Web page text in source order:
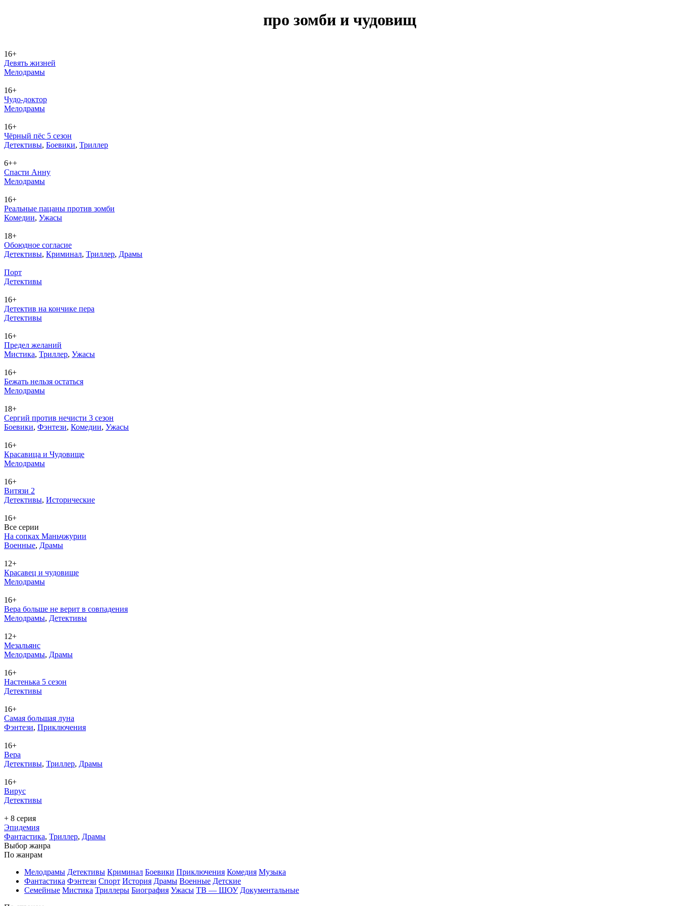
про зомби и чудовищ
16+
Девять жизней
Ме­ло­дра­мы
16+
Чудо-доктор
Ме­ло­дра­мы
16+
Чёрный пёс 5 сезон
Де­тек­ти­вы, Бое­ви­ки, Трил­лер
6++
Спасти Анну
Ме­ло­дра­мы
16+
Реальные пацаны против зомби
Ко­ме­дии, Ужа­сы
18+
Обоюдное согласие
Де­тек­ти­вы, Кри­ми­нал, Трил­лер, Дра­мы
Порт
Де­тек­ти­вы
16+
Детектив на кончике пера
Де­тек­ти­вы
16+
Предел желаний
Мис­ти­ка, Трил­лер, Ужа­сы
16+
Бежать нельзя остаться
Ме­ло­дра­мы
18+
Сергий против нечисти 3 сезон
Бое­ви­ки, Фэн­те­зи, Ко­ме­дии, Ужа­сы
16+
Красавица и Чудовище
Ме­ло­дра­мы
16+
Витязи 2
Де­тек­ти­вы, Ис­то­ри­че­ские
16+
Все серии
На сопках Маньчжурии
Во­ен­ные, Дра­мы
12+
Красавец и чудовище
Ме­ло­дра­мы
16+
Вера больше не верит в совпадения
Ме­ло­дра­мы, Де­тек­ти­вы
12+
Мезальянс
Ме­ло­дра­мы, Дра­мы
16+
Настенька 5 сезон
Де­тек­ти­вы
16+
Самая большая луна
Фэн­те­зи, При­клю­че­ния
16+
Вера
Де­тек­ти­вы, Трил­лер, Дра­мы
16+
Вирус
Де­тек­ти­вы
+ 8 серия
Эпидемия
Фан­та­сти­ка, Трил­лер, Дра­мы
Вы­бор жан­ра
По жан­рам
Ме­ло­дра­мы Де­тек­ти­вы Кри­ми­нал Бое­ви­ки При­клю­че­ния Ко­ме­дия Му­зы­ка
Фан­та­сти­ка Фэн­те­зи Спорт Ис­то­рия Дра­мы Во­ен­ные Дет­ские
Се­мей­ные Мис­ти­ка Трил­ле­ры Био­гра­фия Ужа­сы ТВ — ШОУ До­ку­мен­таль­ные